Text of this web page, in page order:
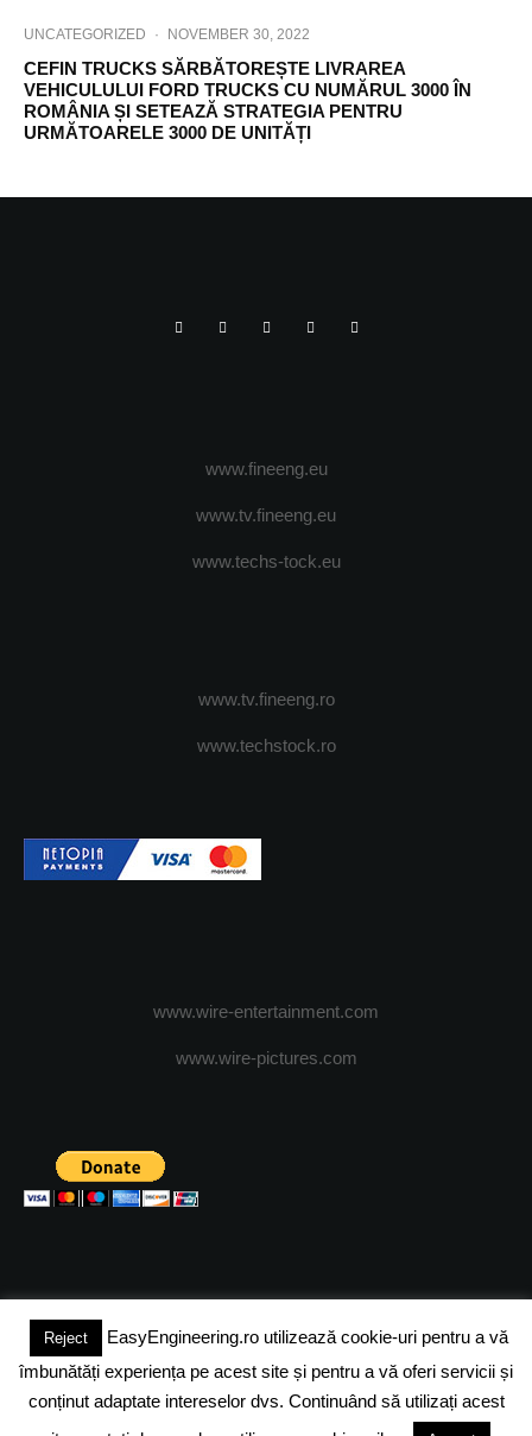
UNCATEGORIZED · NOVEMBER 30, 2022
CEFIN TRUCKS SĂRBĂTOREȘTE LIVRAREA
VEHICULULUI FORD TRUCKS CU NUMĂRUL 3000 ÎN
ROMÂNIA ȘI SETEAZĂ STRATEGIA PENTRU
URMĂTOARELE 3000 DE UNITĂȚI
www.fineeng.eu
www.tv.fineeng.eu
www.techs-tock.eu
www.tv.fineeng.ro
www.techstock.ro
www.wire-entertainment.com
www.wire-pictures.com
(c) 2024 - FineEngineeringMagazine. All rights reserved.
DESPRE NOI ADVERTISING JOBS DESPRE COOKIES
Reject
EasyEngineering.ro utilizează cookie-uri pentru a vă
îmbunătăți experiența pe acest site și pentru a vă oferi servicii și
conținut adaptate intereselor dvs. Continuând să utilizați acest